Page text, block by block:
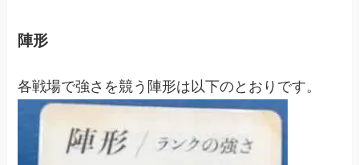
陣形
各戦場で強さを競う陣形は以下のとおりです。